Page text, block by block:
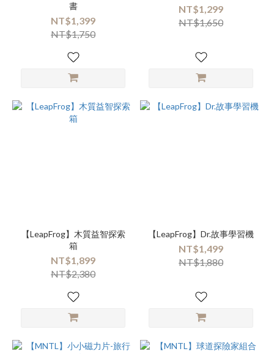
書
NT$1,399
NT$1,750
NT$1,299
NT$1,650
【LeapFrog】木質益智探索
箱
NT$1,899
NT$2,380
【LeapFrog】Dr.故事學習機
NT$1,499
NT$1,880